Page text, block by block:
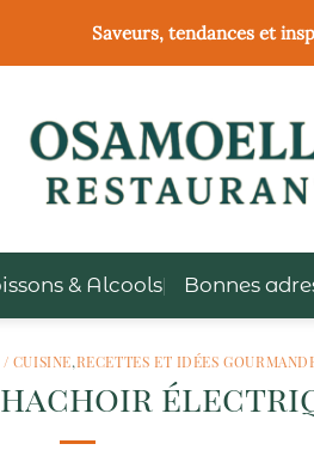
Saveurs, tendances et
& Alcools Bonnes
CUISINE,RECETTES ET IDÉES